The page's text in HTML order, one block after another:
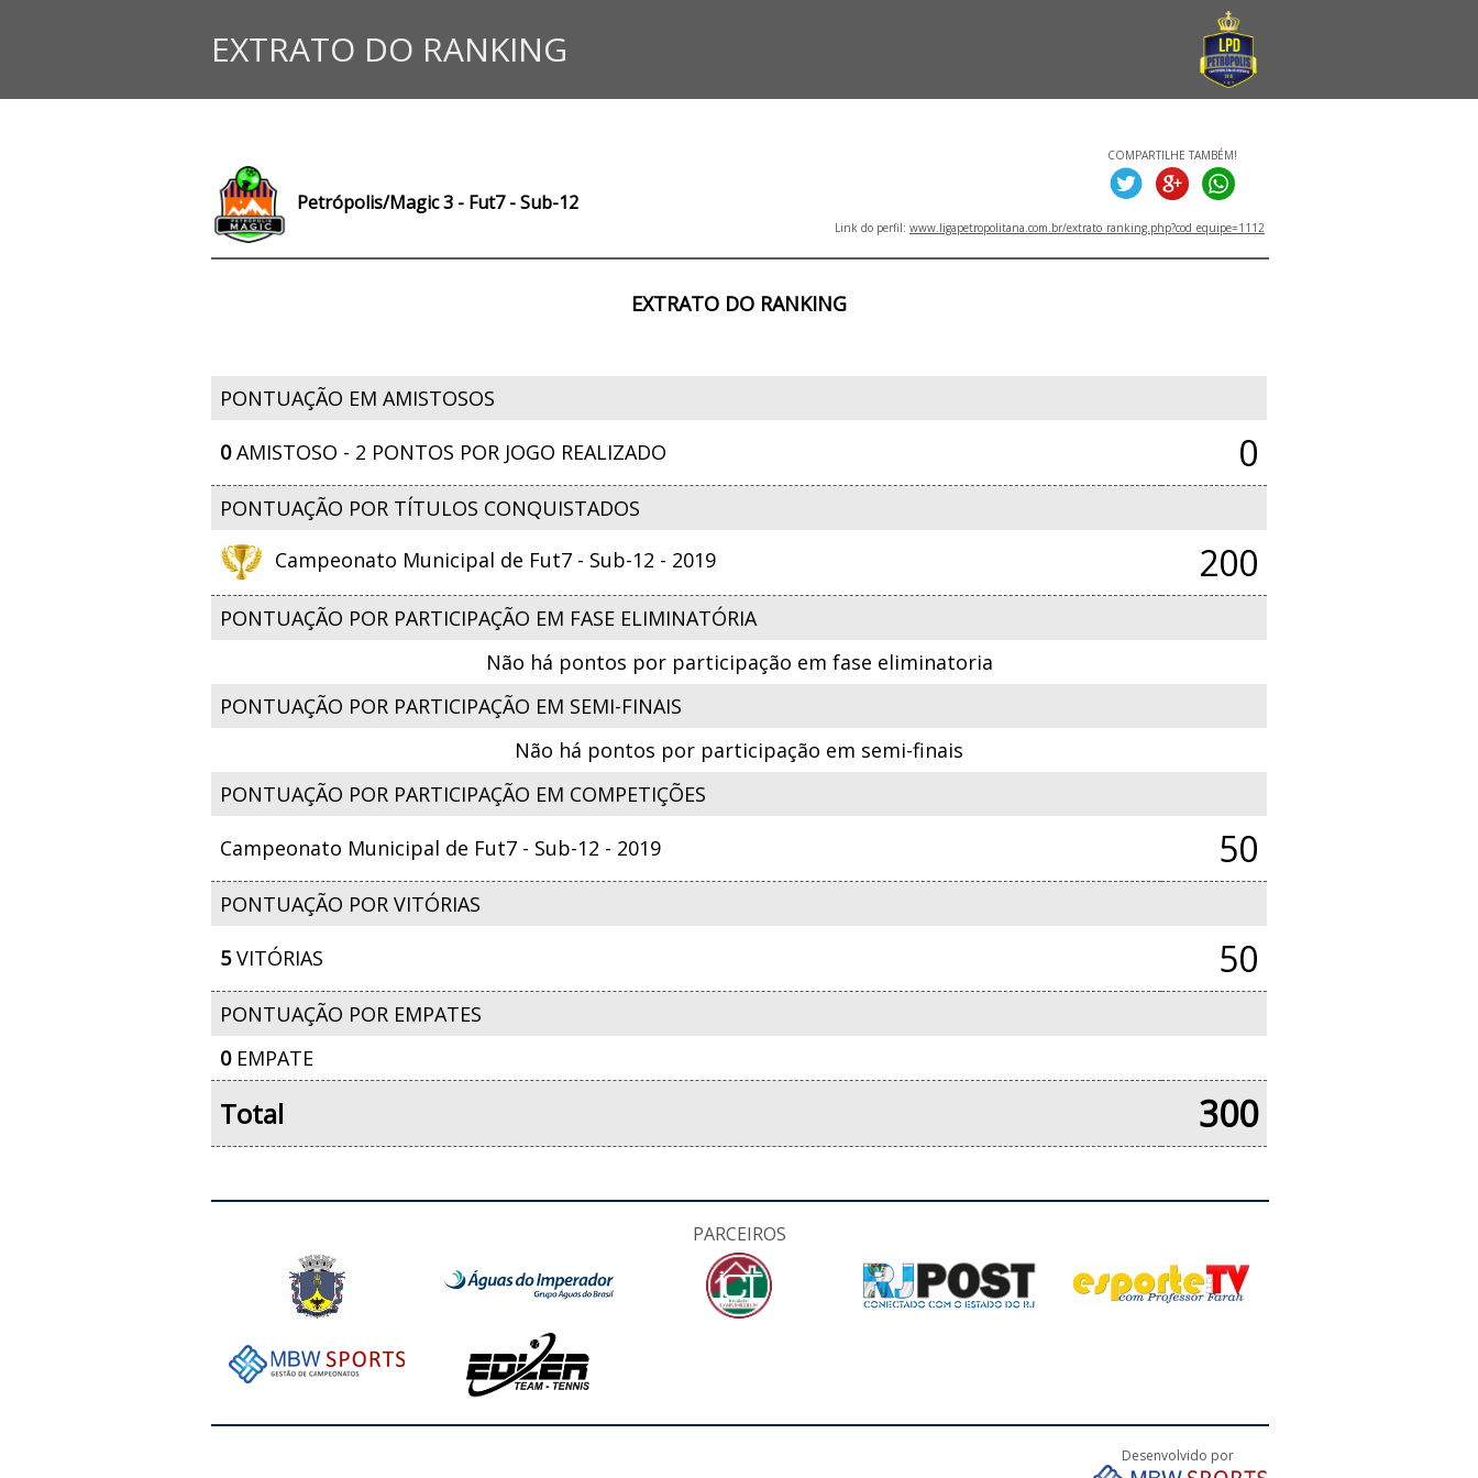
EXTRATO DO RANKING
Petrópolis/Magic 3 - Fut7 - Sub-12
COMPARTILHE TAMBÉM!
Link do perfil: www.ligapetropolitana.com.br/extrato_ranking.php?cod_equipe=1112
EXTRATO DO RANKING
PONTUAÇÃO EM AMISTOSOS
0AMISTOSO - 2 PONTOS POR JOGO REALIZADO 0
PONTUAÇÃO POR TÍTULOS CONQUISTADOS
Campeonato Municipal de Fut7 - Sub-12 - 2019
200
PONTUAÇÃO POR PARTICIPAÇÃO EM FASE ELIMINATÓRIA
Não há pontos por participação em fase eliminatoria
PONTUAÇÃO POR PARTICIPAÇÃO EM SEMI-FINAIS
Não há pontos por participação em semi-finais
PONTUAÇÃO POR PARTICIPAÇÃO EM COMPETIÇÕES
Campeonato Municipal de Fut7 - Sub-12 - 2019 50
PONTUAÇÃO POR VITÓRIAS
5VITÓRIAS 50
PONTUAÇÃO POR EMPATES
0EMPATE
Total 300
PARCEIROS
Desenvolvido por